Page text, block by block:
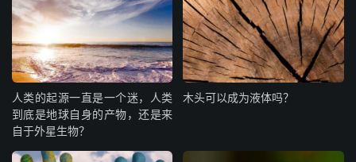
人类的起源一直是一个迷，人类
到底是地球自身的产物，还是来
自于外星生物？
木头可以成为液体吗？